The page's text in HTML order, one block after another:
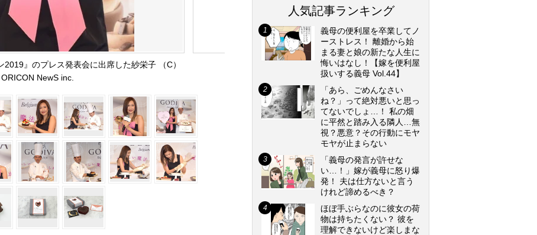
2019』のプレス発表会に出席した紗栄子 （C）
ORICON NewS inc.
人気記事ランキング
義母の便利屋を卒業してノ
ーストレス！ 離婚から始
まる妻と娘の新たな人生に
悔いはなし！【嫁を便利屋
扱いする義母 Vol.44】
「あら、ごめんなさい
ね？」って絶対悪いと思っ
てないでしょ…！ 私の畑
に平然と踏み入る隣人…無
視？悪意？その行動にモヤ
モヤが止まらない
「義母の発言が許せな
い…！」嫁が義母に怒り爆
発！ 夫は仕方ないと言う
けれど諦めるべき？
ほぼ手ぶらなのに彼女の荷
物は持ちたくない？ 彼を
理解できないけど楽しまな